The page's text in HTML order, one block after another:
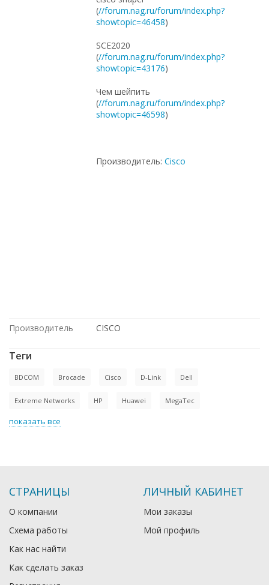
(//forum.nag.ru/forum/index.php?
showtopic=46458)
SCE2020
(//forum.nag.ru/forum/index.php?
showtopic=43176)
Чем шейпить
(//forum.nag.ru/forum/index.php?
showtopic=46598)
Производитель: Cisco
Производитель
CISCO
Теги
BDCOM Brocade Cisco D-Link Dell
Extreme Networks HP Huawei MegaTec
показать все
СТРАНИЦЫ
О компании
Схема работы
Как нас найти
Как сделать заказ
ЛИЧНЫЙ КАБИНЕТ
Мои заказы
Мой профиль